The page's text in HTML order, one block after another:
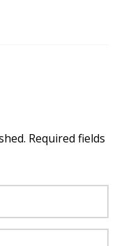
Required fields